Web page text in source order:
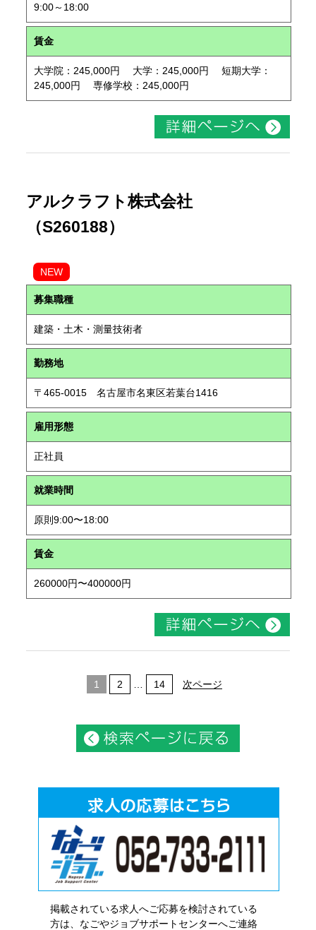
9:00～18:00
賃金
大学院：245,000円 大学：245,000円 短期大学：
245,000円 専修学校：245,000円
アルクラフト株式会社
（S260188）
NEW
募集職種
建築・土木・測量技術者
勤務地
〒465-0015 名古屋市名東区若葉台1416
雇用形態
正社員
就業時間
原則9:00〜18:00
賃金
260000円〜400000円
1 2 14 次ページ
掲載されている求人へご応募を検討されている
方は、なごやジョブサポートセンターへご連絡